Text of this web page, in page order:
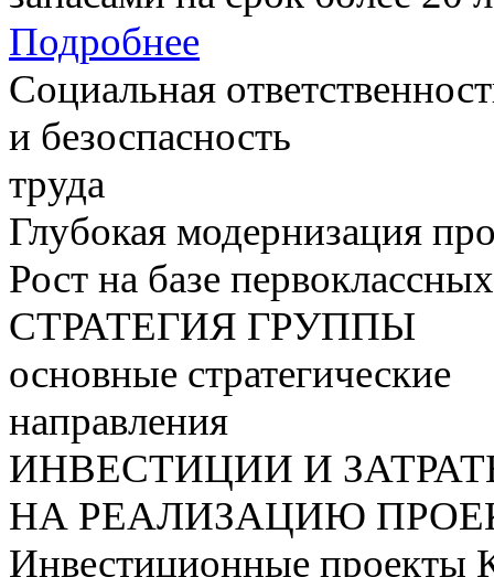
Подробнее
Социальная
и безоспасность
труда
Глубокая модернизация
Рост на базе
СТРАТЕГИЯ ГРУППЫ
основные стратегические
направления
ИНВЕСТИЦИИ И
НА РЕАЛИЗАЦИЮ
Инвестиционные проекты